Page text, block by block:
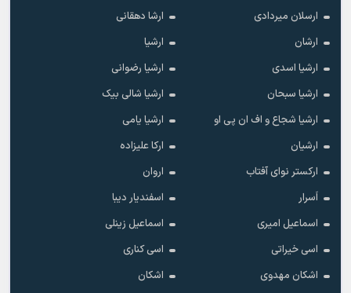
ارسلان میردادی
ارشا دهقانی
ارشان
ارشیا
ارشیا اسدی
ارشیا رضوانی
ارشیا سبحان
ارشیا شالی بیک
ارشیا شجاع و اف ان پی او
ارشیا یامی
ارشیان
ارکا علیزاده
ارکستر نوای آفتاب
اروان
اَسرار
اسفندیار دیبا
اسماعیل امیری
اسماعیل زینلی
اسی خیراتی
اسی کناری
اشکان مهدوى
اشکان